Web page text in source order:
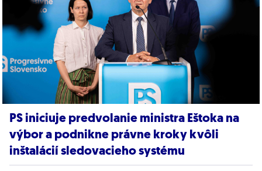
PS iniciuje predvolanie ministra Eštoka na
výbor a podnikne právne kroky kvôli
inštalácií sledovacieho systému